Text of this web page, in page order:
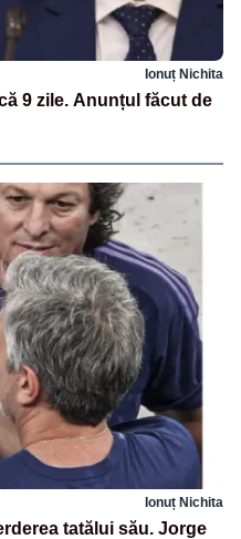
Ionuț Nichita
9 zile. Anunțul făcut de
Ionuț Nichita
tatălui său. Jorge